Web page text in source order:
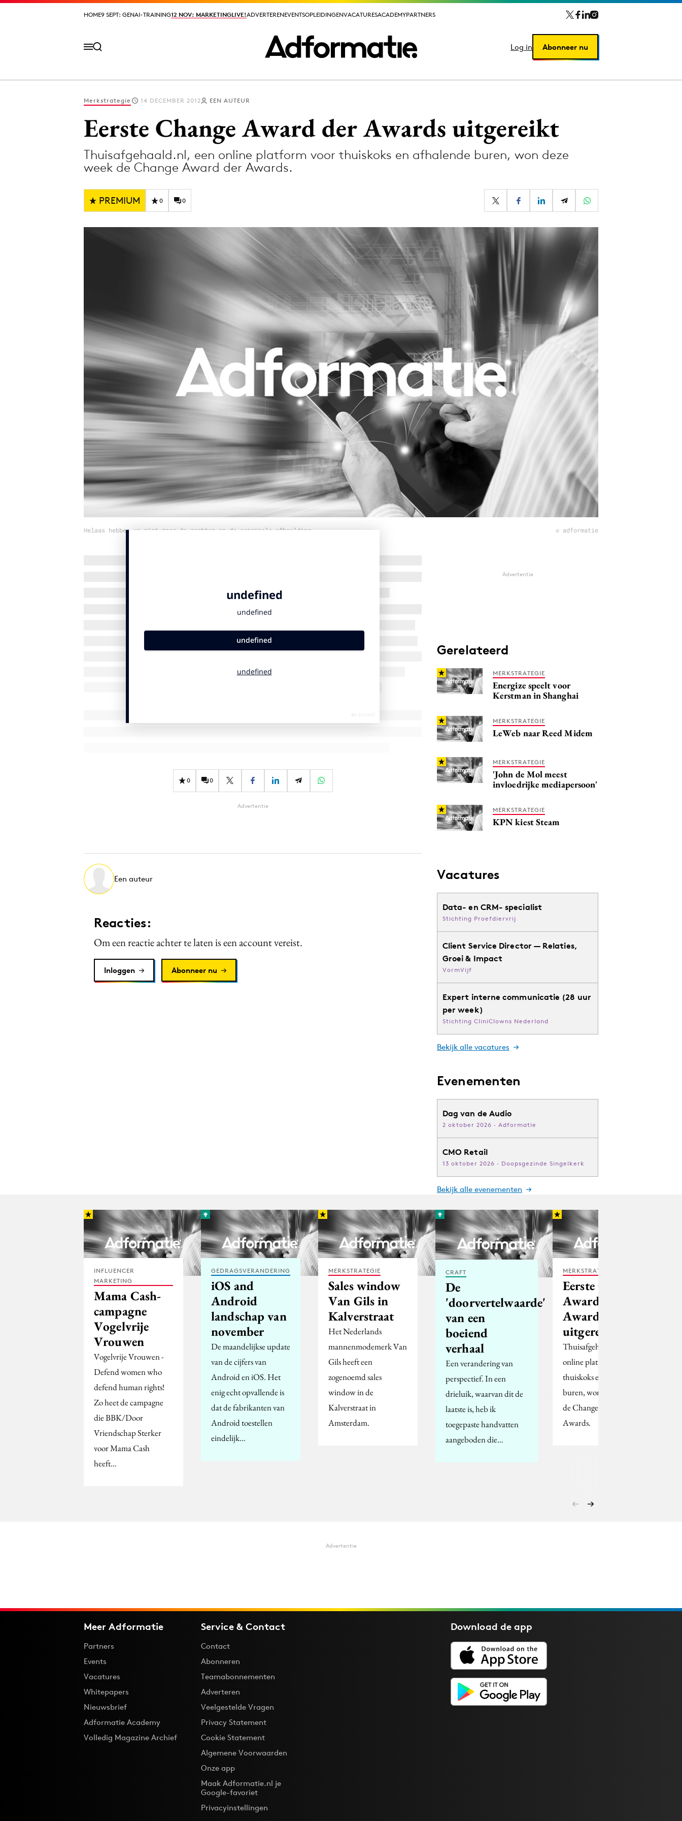
HOME9 SEPT: GENAI-TRAINING12 NOV: MARKETINGLIVE!ADVERTERENEVENTSOPLEIDINGENVACATURESACADEMYPARTNERS
Log in Abonneer nu
HOME9 SEPT: GENAI-TRAINING12 NOV: MARKETINGLIVE!ADVERTERENEVENTSOPLEIDINGENVACATURESACADEMYPARTNERS
Log in Abonneer nu
Digital transformation
Diversiteit
Effectiviteit
Influencer marketing
Interne communicatie
Programmatic
Purpose Marketing
Reputatie & crisis
Merkstrategie 14 DECEMBER 2012 EEN AUTEUR
Eerste Change Award der Awards uitgereikt
Thuisafgehaald.nl, een online platform voor thuiskoks en afhalende buren, won deze
week de Change Award der Awards.
PREMIUM 0 0
Helaas hebben we niet meer de rechten op de originele afbeelding © adformatie
0 0
Advertentie
Een auteur
Reacties:
Om een reactie achter te laten is een account vereist.
Inloggen Abonneer nu
Advertentie
Gerelateerd
MERKSTRATEGIE
Energize speelt voor
Kerstman in Shanghai
MERKSTRATEGIE
LeWeb naar Reed Midem
MERKSTRATEGIE
'John de Mol meest
invloedrijke mediapersoon'
MERKSTRATEGIE
KPN kiest Steam
Vacatures
Data- en CRM- specialist
Stichting Proefdiervrij
Client Service Director — Relaties,
Groei & Impact
VormVijf
Expert interne communicatie (28 uur
per week)
Stichting CliniClowns Nederland
Bekijk alle vacatures
Evenementen
Dag van de Audio
2 oktober 2026 · Adformatie
CMO Retail
13 oktober 2026 · Doopsgezinde Singelkerk
Bekijk alle evenementen
INFLUENCER
MARKETING
Mama Cash-
campagne
Vogelvrije
Vrouwen
Vogelvrije Vrouwen -
Defend women who
defend human rights!
Zo heet de campagne
die BBK/Door
Vriendschap Sterker
voor Mama Cash
heeft…
GEDRAGSVERANDERING
iOS and
Android
landschap van
november
De maandelijkse update
van de cijfers van
Android en iOS. Het
enig echt opvallende is
dat de fabrikanten van
Android toestellen
eindelijk…
MERKSTRATEGIE
Sales window
Van Gils in
Kalverstraat
Het Nederlands
mannenmodemerk Van
Gils heeft een
zogenoemd sales
window in de
Kalverstraat in
Amsterdam.
CRAFT
De
'doorvertelwaarde'
van een
boeiend
verhaal
Een verandering van
perspectief. In een
drieluik, waarvan dit de
laatste is, heb ik
toegepaste handvatten
aangeboden die…
MERKSTRATEGIE
Eerste Change
Award der
Awards
uitgereikt
Thuisafgehaald.nl, een
online platform voor
thuiskoks en afhalende
buren, won deze week
de Change Award der
Awards.
Advertentie
Meer Adformatie
Partners
Events
Vacatures
Whitepapers
Nieuwsbrief
Adformatie Academy
Volledig Magazine Archief
Service & Contact
Contact
Abonneren
Teamabonnementen
Adverteren
Veelgestelde Vragen
Privacy Statement
Cookie Statement
Algemene Voorwaarden
Onze app
Maak Adformatie.nl je
Google-favoriet
Privacyinstellingen
Download deapp